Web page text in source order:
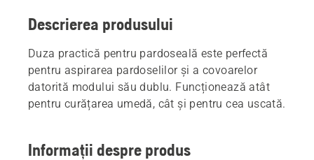
Descrierea produsului
Duza practică pentru pardoseală este perfectă
pentru aspirarea pardoselilor și a covoarelor
datorită modului său dublu. Funcționează atât
pentru curățarea umedă, cât și pentru cea uscată.
Informații despre produs